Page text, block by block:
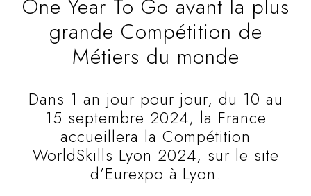
One Year To Go avant la plus
grande Compétition de
Métiers du monde
Dans 1 an jour pour jour, du 10 au
15 septembre 2024, la France
accueillera la Compétition
WorldSkills Lyon 2024, sur le site
d’Eurexpo à Lyon.